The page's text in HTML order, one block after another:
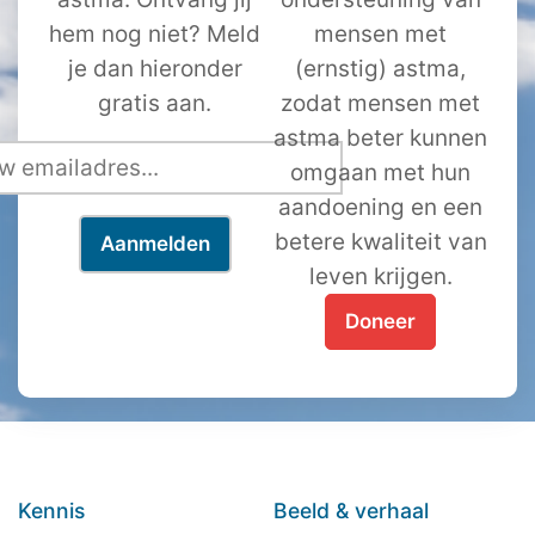
hem nog niet? Meld
je dan hieronder
gratis aan.
mensen met
(ernstig) astma,
zodat mensen met
astma beter kunnen
omgaan met hun
aandoening en een
betere kwaliteit van
leven krijgen.
Doneer
Kennis Beeld & verhaal